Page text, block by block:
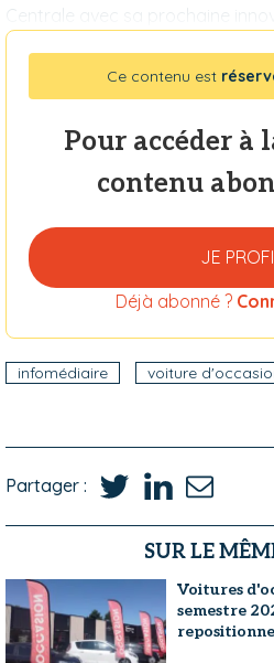
Centrale avec sa prochaine
Ce contenu est
Pour accéder à
contenu
JE
Déjà abonné ?
infomédiaire voiture
Partager :
SUR LE
Voitures
semestre